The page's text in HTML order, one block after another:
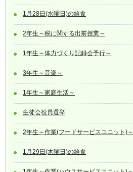
1月28日(水曜日)の給食
2年生～税に関する出前授業～
1年生～体力づくり記録会予行～
3年生～音楽～
1年生～家庭生活～
生徒会役員選挙
2年生～作業(フードサービスユニット)～
1月29日(木曜日)の給食